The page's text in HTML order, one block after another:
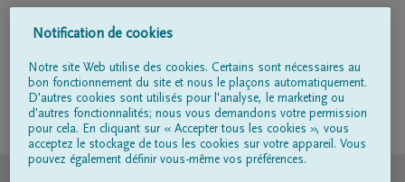
Entrepreneur de pompes funèbres
Suivez-nous sur
Notification de cookies
Notre site Web utilise des cookies. Certains sont nécessaires au
bon fonctionnement du site et nous le plaçons automatiquement.
D'autres cookies sont utilisés pour l'analyse, le marketing ou
d'autres fonctionnalités; nous vous demandons votre permission
pour cela. En cliquant sur « Accepter tous les cookies », vous
acceptez le stockage de tous les cookies sur votre appareil. Vous
pouvez également définir vous-même vos préférences.